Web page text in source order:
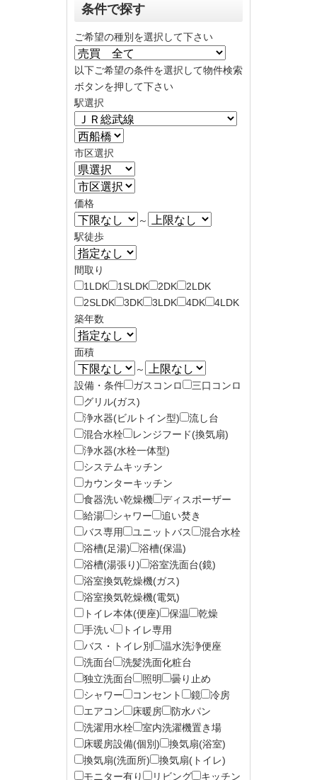
条件で探す
ご希望の種別を選択して下さい
以下ご希望の条件を選択して物件検索
ボタンを押して下さい
駅選択
市区選択
価格
～
駅徒歩
間取り
1LDK
1SLDK 2DK
2LDK
2SLDK
3DK 3LDK 4DK
4LDK
築年数
面積
～
設備・条件
ガスコンロ
三口コンロ
グリル(ガス)
浄水器(ビルトイン型)
流し台
混合水栓
レンジフード(換気扇)
浄水器(水栓一体型)
システムキッチン
カウンターキッチン
食器洗い乾燥機
ディスポーザー
給湯
シャワー
追い焚き
バス専用
ユニットバス
混合水栓
浴槽(足湯)
浴槽(保温)
浴槽(湯張り)
浴室洗面台(鏡)
浴室換気乾燥機(ガス)
浴室換気乾燥機(電気)
トイレ本体(便座)
保温
乾燥
手洗い
トイレ専用
バス・トイレ別
温水洗浄便座
洗面台
洗髪洗面化粧台
独立洗面台
照明
曇り止め
シャワー
コンセント 鏡
冷房
エアコン
床暖房
防水パン
洗濯用水栓
室内洗濯機置き場
床暖房設備(個別)
換気扇(浴室)
換気扇(洗面所)
換気扇(トイレ)
モニター有り
リビング キッチン